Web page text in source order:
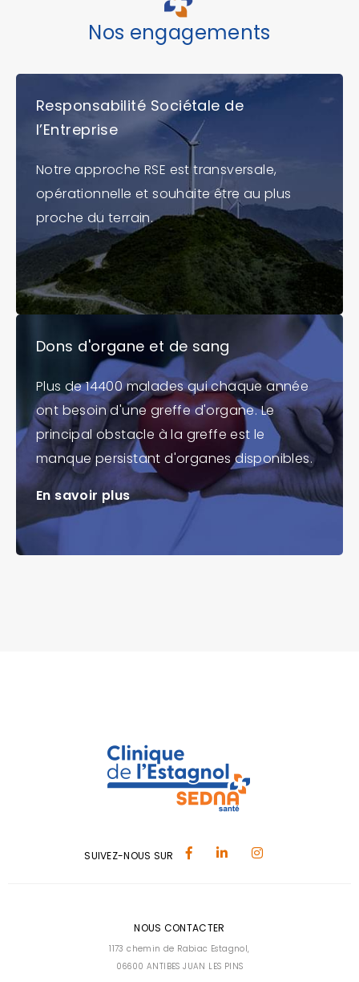
Nos engagements
Responsabilité Sociétale de
l’Entreprise
Notre approche RSE est transversale,
opérationnelle et souhaite être au plus
proche du terrain.
Dons d'organe et de sang
Plus de 14400 malades qui chaque année
ont besoin d'une greffe d'organe. Le
principal obstacle à la greffe est le
manque persistant d'organes disponibles.
En savoir plus
SUIVEZ-NOUS SUR
NOUS CONTACTER
1173 chemin de Rabiac Estagnol,
06600 ANTIBES JUAN LES PINS